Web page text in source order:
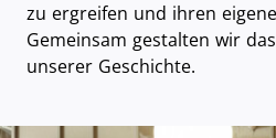
zu ergreifen und ihren
Gemeinsam gestalten wir
unserer Geschichte.